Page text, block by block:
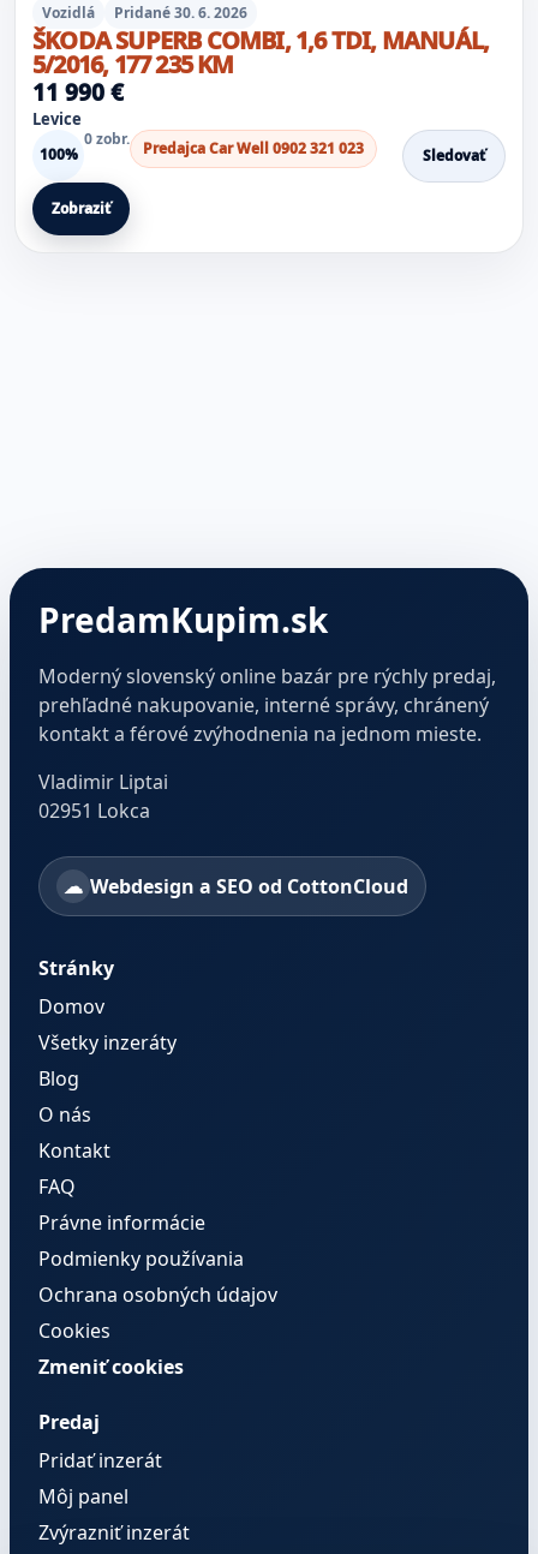
Vozidlá Pridané 30. 6. 2026
ŠKODA SUPERB COMBI, 1,6 TDI, MANUÁL,
5/2016, 177 235 KM
11 990 €
Levice
100%
0 zobr. Predajca Car Well 0902 321 023 Sledovať
Zobraziť
PredamKupim.sk
Moderný slovenský online bazár pre rýchly predaj,
prehľadné nakupovanie, interné správy, chránený
kontakt a férové zvýhodnenia na jednom mieste.
Vladimir Liptai
02951 Lokca
Webdesign a SEO od CottonCloud
Stránky
Domov
Všetky inzeráty
Blog
O nás
Kontakt
FAQ
Právne informácie
Podmienky používania
Ochrana osobných údajov
Cookies
Zmeniť cookies
Predaj
Pridať inzerát
Môj panel
Zvýrazniť inzerát